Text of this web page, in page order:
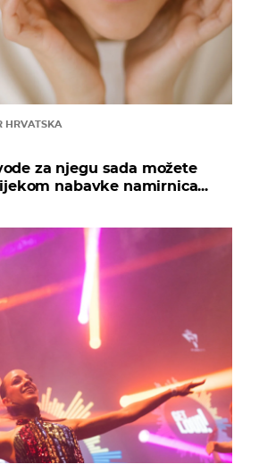
HRVATSKA
za njegu sada možete
nabavke namirnica...